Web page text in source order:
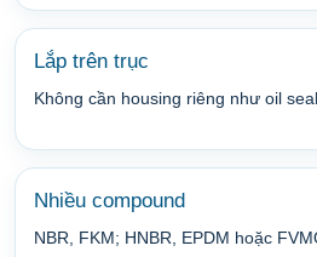
Lắp trên trục
Không cần housing riêng như oil
Nhiều compound
NBR, FKM; HNBR, EPDM hoặc